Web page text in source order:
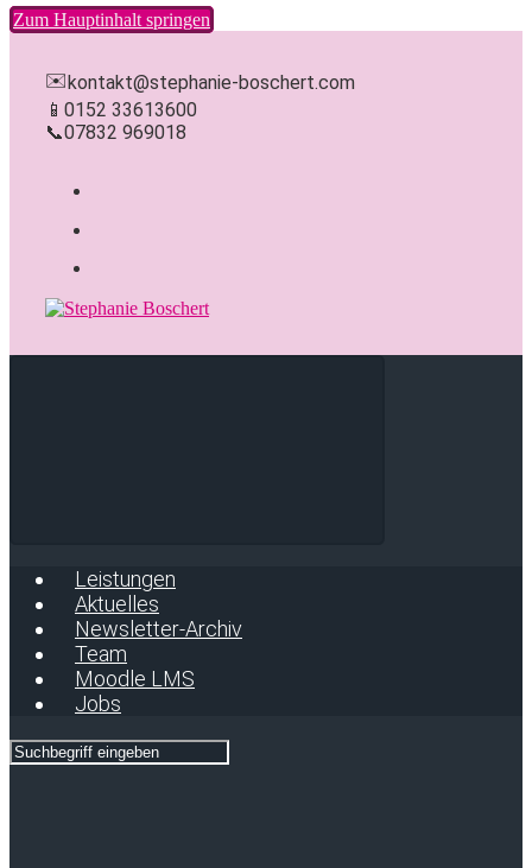
Zum Hauptinhalt springen
✉️kontakt@stephanie-boschert.com
📱 0152 33613600
📞07832 969018
Leistungen
Aktuelles
Newsletter-Archiv
Team
Moodle LMS
Jobs